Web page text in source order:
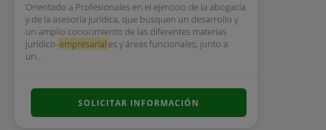
Orientado a Profesionales en el ejercicio de la abogacía
y de la asesoría jurídica, que busquen un desarrollo y
un amplio conocimiento de las diferentes materias
jurídico-empresarial es y áreas funcionales, junto a
un...
SOLICITAR INFORMACIÓN